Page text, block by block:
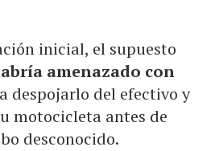
inicial, el supuesto
amenazado con
despojarlo del efectivo y
motocicleta antes de
desconocido.